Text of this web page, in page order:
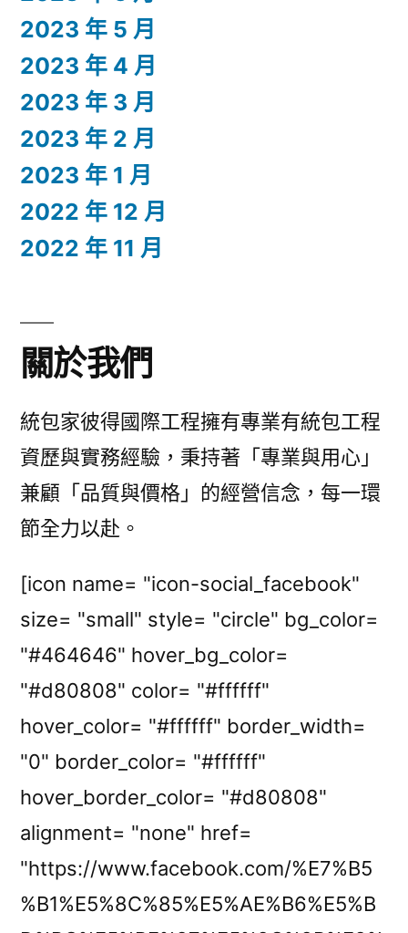
2023 年 5 月
2023 年 4 月
2023 年 3 月
2023 年 2 月
2023 年 1 月
2022 年 12 月
2022 年 11 月
關於我們
統包家彼得國際工程擁有專業有統包工程
資歷與實務經驗，秉持著「專業與用心」
兼顧「品質與價格」的經營信念，每一環
節全力以赴。
[icon name= "icon-social_facebook"
size= "small" style= "circle" bg_color=
"#464646" hover_bg_color=
"#d80808" color= "#ffffff"
hover_color= "#ffffff" border_width=
"0" border_color= "#ffffff"
hover_border_color= "#d80808"
alignment= "none" href=
"https://www.facebook.com/%E7%B5
%B1%E5%8C%85%E5%AE%B6%E5%B